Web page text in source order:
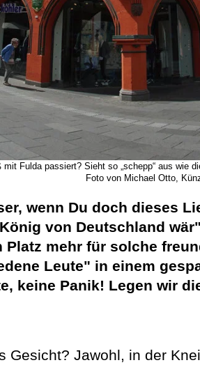
Fulda passiert? Sieht so „schepp“ aus wie
Foto von Michael Otto,
wenn Du doch dieses
von Deutschland
Platz mehr für solche
Leute" in einem
keine Panik! Legen wir
Gesicht? Jawohl, in der